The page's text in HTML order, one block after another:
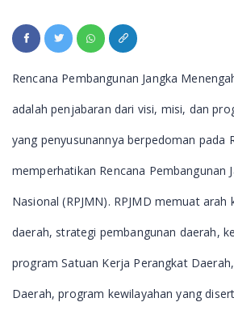
Rencana Pembangunan Jangka
adalah penjabaran dari visi, misi, dan
yang penyusunannya berpedoman pada
memperhatikan Rencana Pembangunan
Nasional (RPJMN). RPJMD memuat arah
daerah, strategi pembangunan daerah,
program Satuan Kerja Perangkat
Daerah, program kewilayahan yang